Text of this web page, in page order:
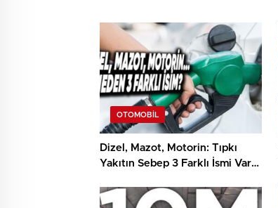
OTOMOBIL
Dizel, Mazot, Motorin: Tıpkı
Yakıtın Sebep 3 Farklı İsmi Var?